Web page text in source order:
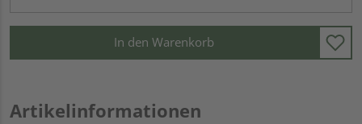
In den Warenkorb
Artikelinformationen